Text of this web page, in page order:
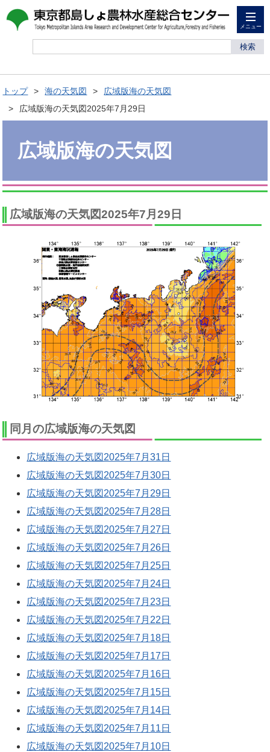
メニュー
検索
トップ 海の天気図
広域版海の天気図
広域版海の天気図2025年7月29日
広域版海の天気図
広域版海の天気図2025年7月29日
同月の広域版海の天気図
広域版海の天気図2025年7月31日
広域版海の天気図2025年7月30日
広域版海の天気図2025年7月29日
広域版海の天気図2025年7月28日
広域版海の天気図2025年7月27日
広域版海の天気図2025年7月26日
広域版海の天気図2025年7月25日
広域版海の天気図2025年7月24日
広域版海の天気図2025年7月23日
広域版海の天気図2025年7月22日
広域版海の天気図2025年7月18日
広域版海の天気図2025年7月17日
広域版海の天気図2025年7月16日
広域版海の天気図2025年7月15日
広域版海の天気図2025年7月14日
広域版海の天気図2025年7月11日
広域版海の天気図2025年7月10日